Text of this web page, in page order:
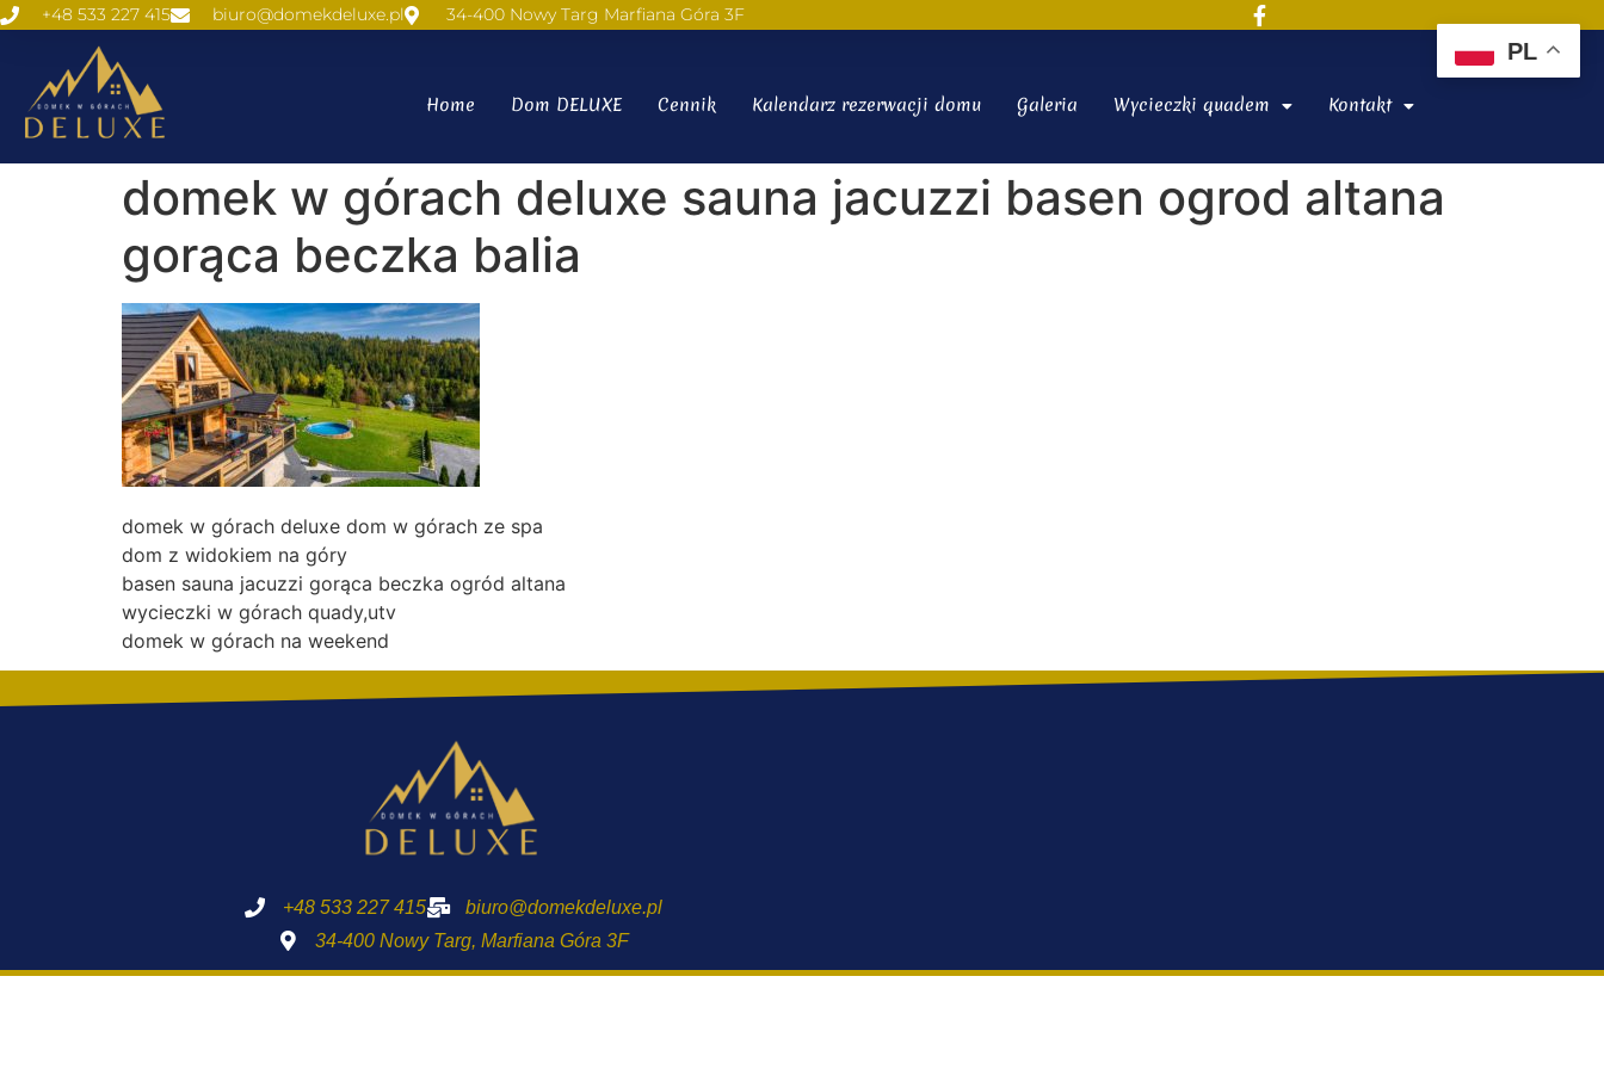
+48 533 227 415 biuro@domekdeluxe.pl 34-400 Nowy Targ Marfiana Góra 3F
Home Dom DELUXE Cennik Kalendarz rezerwacji domu Galeria Wycieczki quadem Kontakt
domek w górach deluxe sauna jacuzzi basen ogrod altana
gorąca beczka balia
domek w górach deluxe dom w górach ze spa
dom z widokiem na góry
basen sauna jacuzzi gorąca beczka ogród altana
wycieczki w górach quady,utv
domek w górach na weekend
+48 533 227 415
biuro@domekdeluxe.pl
34-400 Nowy Targ, Marfiana Góra 3F
PL